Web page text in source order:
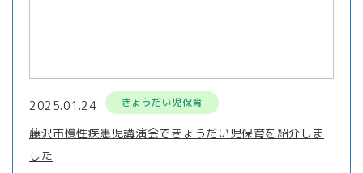
2025.01.24 きょうだい児保育
藤沢市慢性疾患児講演会できょうだい児保育を紹介しま
した